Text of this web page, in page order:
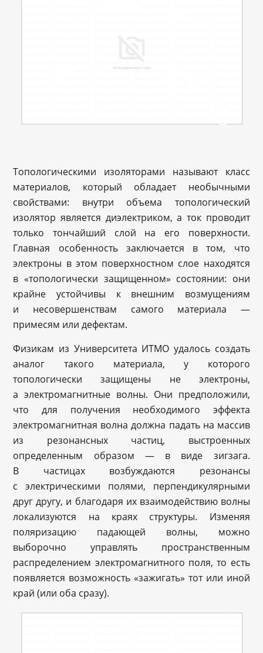
Топологическими изоляторами называют класс
материалов, который обладает необычными
свойствами: внутри объема топологический
изолятор является диэлектриком, а ток проводит
только тончайший слой на его поверхности.
Главная особенность заключается в том, что
электроны в этом поверхностном слое находятся
в «топологически защищенном» состоянии: они
крайне устойчивы к внешним возмущениям
и несовершенствам самого материала —
примесям или дефектам.
Физикам из Университета ИТМО удалось создать
аналог такого материала, у которого
топологически защищены не электроны,
а электромагнитные волны. Они предположили,
что для получения необходимого эффекта
электромагнитная волна должна падать на массив
из резонансных частиц, выстроенных
определенным образом — в виде зигзага.
В частицах возбуждаются резонансы
с электрическими полями, перпендикулярными
друг другу, и благодаря их взаимодействию волны
локализуются на краях структуры. Изменяя
поляризацию падающей волны, можно
выборочно управлять пространственным
распределением электромагнитного поля, то есть
появляется возможность «зажигать» тот или иной
край (или оба сразу).